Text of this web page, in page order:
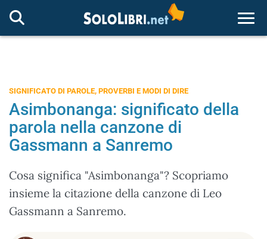
SIGNIFICATO DI PAROLE, PROVERBI E MODI DI DIRE
Asimbonanga: significato della
parola nella canzone di
Gassmann a Sanremo
Cosa significa "Asimbonanga"? Scopriamo
insieme la citazione della canzone di Leo
Gassmann a Sanremo.